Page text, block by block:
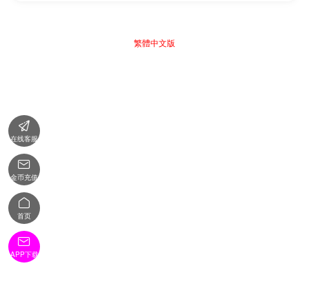
繁體中文版

在线客服

金币充值

首页

APP下载